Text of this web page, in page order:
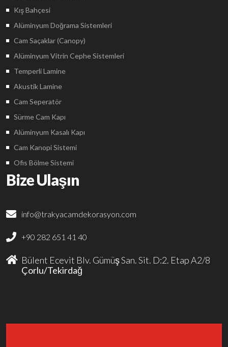
Kış Bahçesi
Alüminyum Doğrama Sistemleri
Cam Saçaklar (Canopy)
Alüminyum Vitrin Cephe Sistemleri
Temperli Lamine
Akustik Lamine
Cam Seperatör
Sürme Cam Kapı
Alüminyum Kasalı Kapı
Cam Kanopi Sistemi
Ofis Bölme Sistemi
Bize Ulaşın
info@trakyacamdekorasyon.com
+90 282 651 41 40
Bülent Ecevit Blv. Gümüş San. Sit. D:2. Etap A2/8
Çorlu/Tekirdağ